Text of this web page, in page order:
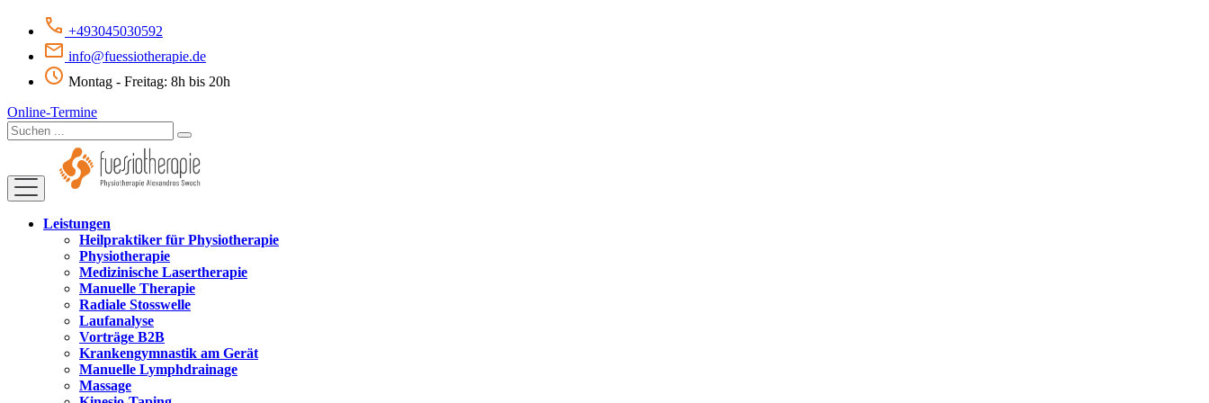
+493045030592
info@fuessiotherapie.de
Montag - Freitag: 8h bis 20h
Online-Termine
Leistungen
Heilpraktiker für Physiotherapie
Physiotherapie
Medizinische Lasertherapie
Manuelle Therapie
Radiale Stosswelle
Laufanalyse
Vorträge B2B
Krankengymnastik am Gerät
Manuelle Lymphdrainage
Massage